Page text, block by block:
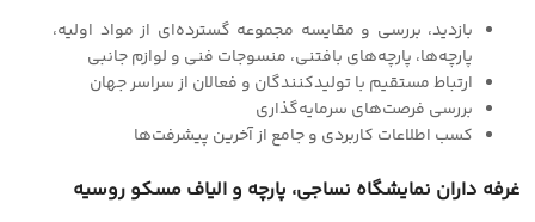
بازدید، بررسی و مقایسه مجموعه گسترده‌ای از مواد اولیه،
پارچه‌ها، پارچه‌های بافتنی، منسوجات فنی و لوازم جانبی
ارتباط مستقیم با تولیدکنندگان و فعالان از سراسر جهان
بررسی فرصت‌های سرمایه‌گذاری
کسب اطلاعات کاربردی و جامع از آخرین پیشرفت‌ها
غرفه داران نمایشگاه نساجی، پارچه و الیاف مسکو روسیه